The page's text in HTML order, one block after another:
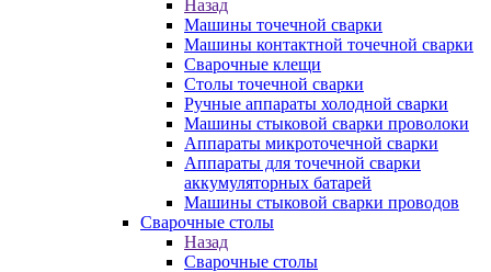
Назад
Машины точечной сварки
Машины контактной точечной сварки
Сварочные клещи
Столы точечной сварки
Ручные аппараты холодной сварки
Машины стыковой сварки проволоки
Аппараты микроточечной сварки
Аппараты для точечной сварки
аккумуляторных батарей
Машины стыковой сварки проводов
Сварочные столы
Назад
Сварочные столы